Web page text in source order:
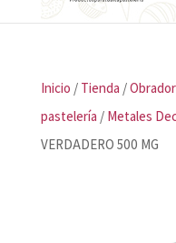
Inicio / Tienda /Obrador
pastelería / Metales
VERDADERO 500 MG